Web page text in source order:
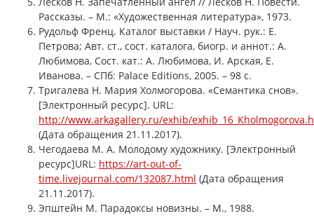
Рассказы. – М.: «Художественная литература», 1973.
Рудольф Френц. Каталог выставки / Науч. рук.: Е.
Петрова; Авт. ст., сост. каталога, биогр. и аннот.: А.
Любимова, Сост. кат.: А. Любимова, И. Арская, Е.
Иванова. – СПб: Palace Editions, 2005. – 98 с.
Тригалева Н. Мария Холмогорова. «Семантика снов».
[Электронный ресурс]. URL:
http://www.arkagallery.ru/exhib/
(Дата обращения 21.11.2017).
Чегодаева М. А. Молодому художнику. [Электронный
ресурс]URL: https://art-out-of-
time.livejournal.com/132087.html (Дата обращения
21.11.2017).
Эпштейн М. Парадоксы новизны. – М., 1988.